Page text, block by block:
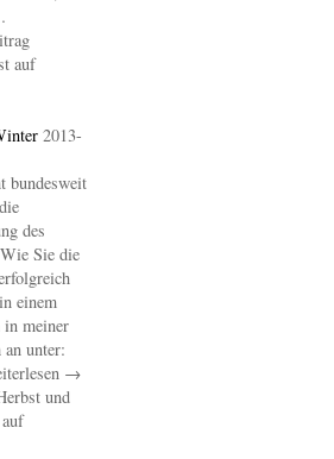
auf
2013-
bundesweit
des
Sie die
einem
meiner
unter:
→
und